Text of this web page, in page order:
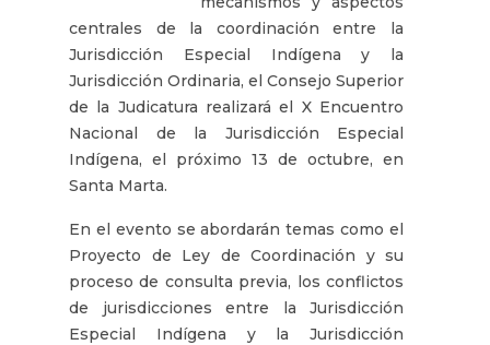
centrales de la coordinación entre la
Jurisdicción Especial Indígena y la
Jurisdicción Ordinaria, el Consejo Superior
de la Judicatura realizará el X Encuentro
Nacional de la Jurisdicción Especial
Indígena, el próximo 13 de octubre, en
Santa Marta.
En el evento se abordarán temas como el
Proyecto de Ley de Coordinación y su
proceso de consulta previa, los conflictos
de jurisdicciones entre la Jurisdicción
Especial Indígena y la Jurisdicción